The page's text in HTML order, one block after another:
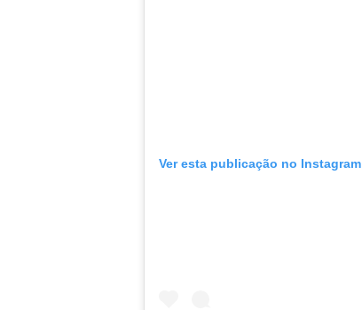
Ver esta publicação no Instagram